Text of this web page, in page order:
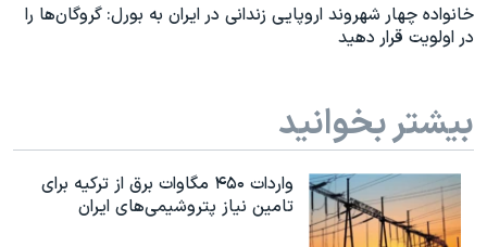
خانواده چهار شهروند اروپایی زندانی در ایران به بورل: گروگان‌ها را
در اولویت قرار دهید
بیشتر بخوانید
واردات ۴۵۰ مگاوات برق از ترکیه برای
تامین نیاز پتروشیمی‌های ایران